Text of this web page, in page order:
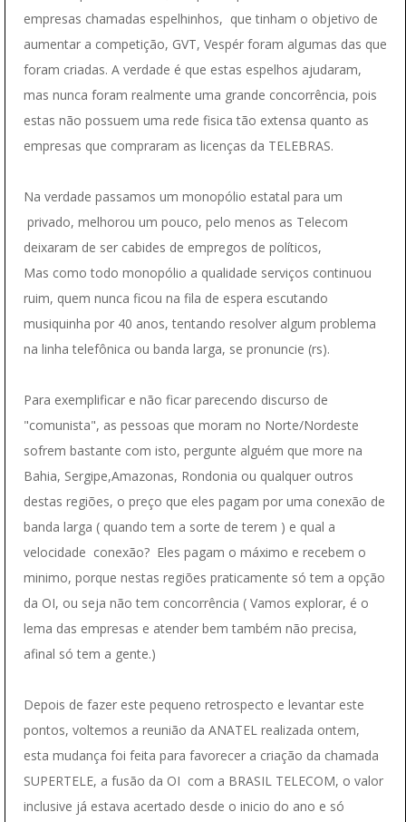
empresas chamadas espelhinhos, que tinham o objetivo de
aumentar a competição, GVT, Vespér foram algumas das que
foram criadas. A verdade é que estas espelhos ajudaram,
mas nunca foram realmente uma grande concorrência, pois
estas não possuem uma rede fisica tão extensa quanto as
empresas que compraram as licenças da TELEBRAS.
Na verdade passamos um monopólio estatal para um
privado, melhorou um pouco, pelo menos as Telecom
deixaram de ser cabides de empregos de políticos,
Mas como todo monopólio a qualidade serviços continuou
ruim, quem nunca ficou na fila de espera escutando
musiquinha por 40 anos, tentando resolver algum problema
na linha telefônica ou banda larga, se pronuncie (rs).
Para exemplificar e não ficar parecendo discurso de
"comunista", as pessoas que moram no Norte/Nordeste
sofrem bastante com isto, pergunte alguém que more na
Bahia, Sergipe,Amazonas, Rondonia ou qualquer outros
destas regiões, o preço que eles pagam por uma conexão de
banda larga ( quando tem a sorte de terem ) e qual a
velocidade conexão? Eles pagam o máximo e recebem o
minimo, porque nestas regiões praticamente só tem a opção
da OI, ou seja não tem concorrência ( Vamos explorar, é o
lema das empresas e atender bem também não precisa,
afinal só tem a gente.)
Depois de fazer este pequeno retrospecto e levantar este
pontos, voltemos a reunião da ANATEL realizada ontem,
esta mudança foi feita para favorecer a criação da chamada
SUPERTELE, a fusão da OI com a BRASIL TELECOM, o valor
inclusive já estava acertado desde o inicio do ano e só